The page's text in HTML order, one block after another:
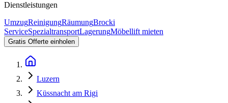
Dienstleistungen
UmzugReinigungRäumungBrocki
ServiceSpezialtransportLagerungMöbellift mieten
Gratis Offerte einholen
Luzern
Küssnacht am Rigi